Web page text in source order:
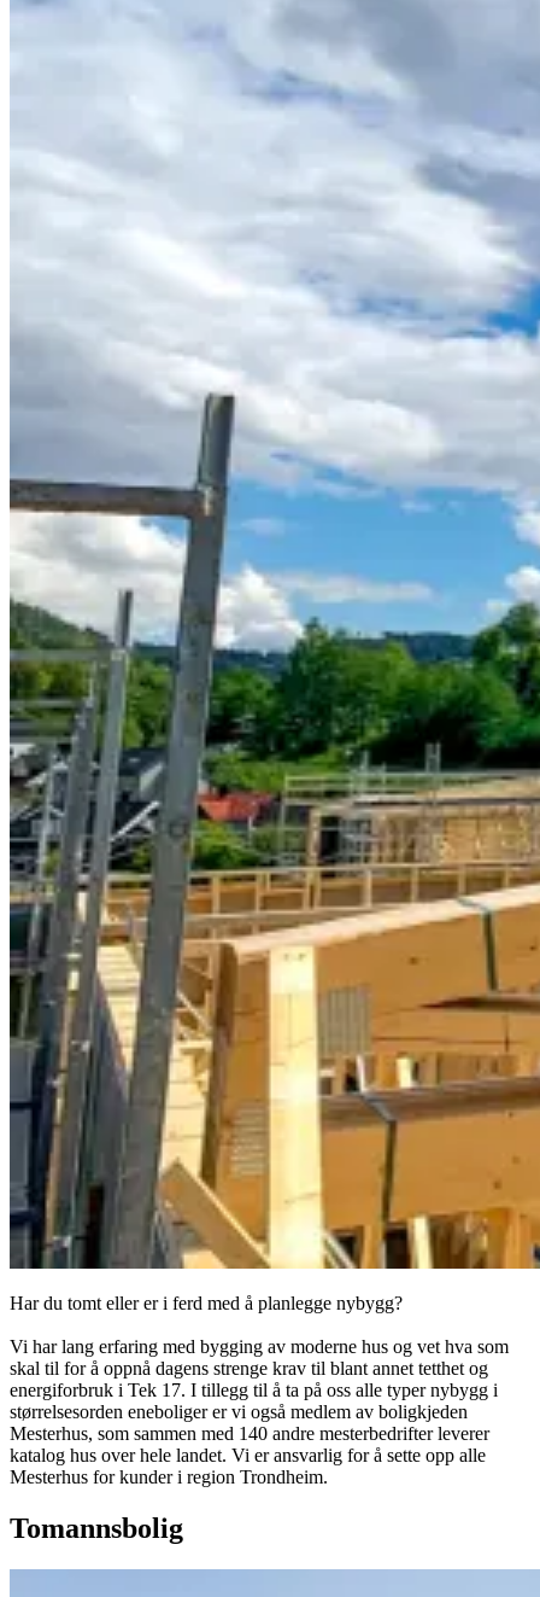
Har du tomt eller er i ferd med å planlegge nybygg?
Vi har lang erfaring med bygging av moderne hus og vet hva som
skal til for å oppnå dagens strenge krav til blant annet tetthet og
energiforbruk i Tek 17. I tillegg til å ta på oss alle typer nybygg i
størrelsesorden eneboliger er vi også medlem av boligkjeden
Mesterhus, som sammen med 140 andre mesterbedrifter leverer
katalog hus over hele landet. Vi er ansvarlig for å sette opp alle
Mesterhus for kunder i region Trondheim.
Tomannsbolig